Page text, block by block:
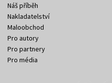
Náš příběh
Nakladatelství
Maloobchod
Pro autory
Pro partnery
Pro média